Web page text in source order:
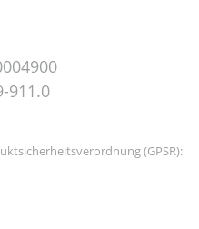
911.0
(GPSR):